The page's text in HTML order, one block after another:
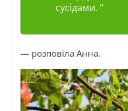
сусідами. “
— розповіла Анна.